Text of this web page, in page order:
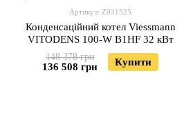
Артикул: Z031525
Конденсаційний котел Viessmann
VITODENS 100-W B1HF 32 кВт
148 378 грн
136 508 грн Купити